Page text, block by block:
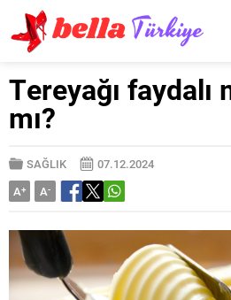
Tereyağı faydalı
mı?
SAĞLIK
07.12.2024
A+ A-